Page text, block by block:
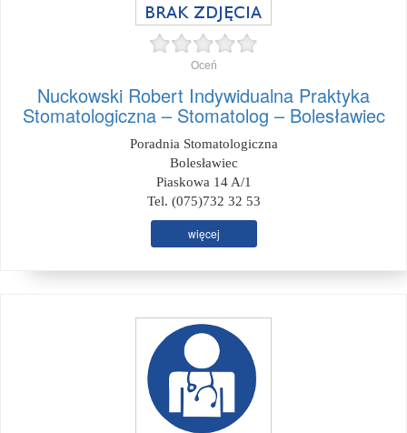
Oceń
Nuckowski Robert Indywidualna Praktyka
Stomatologiczna – Stomatolog – Bolesławiec
Poradnia Stomatologiczna
Bolesławiec
Piaskowa 14 A/1
Tel. (075)732 32 53
więcej